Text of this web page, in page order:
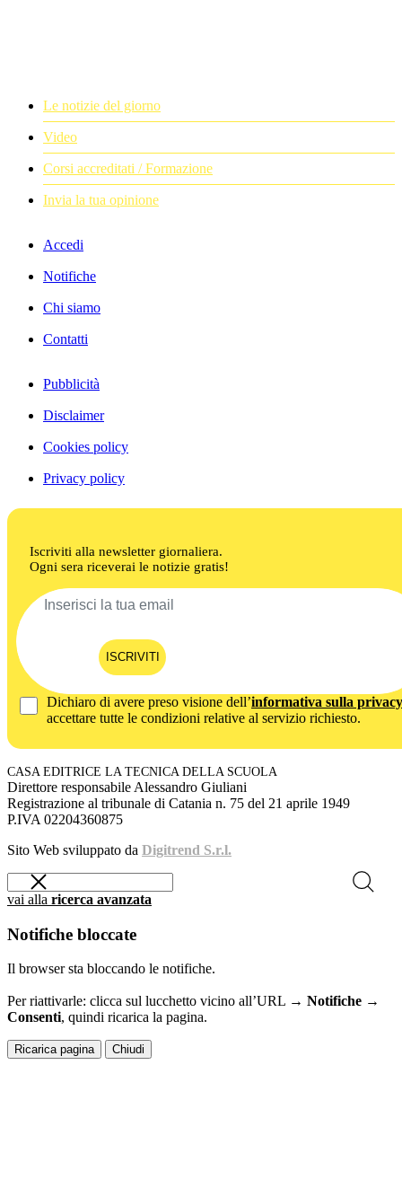
Le notizie del giorno
Video
Corsi accreditati / Formazione
Invia la tua opinione
Accedi
Notifiche
Chi siamo
Contatti
Pubblicità
Disclaimer
Cookies policy
Privacy policy
Iscriviti alla newsletter giornaliera.
Ogni sera riceverai le notizie gratis!
ISCRIVITI
Dichiaro di avere preso visione dell’informativa sulla privacy
accettare tutte le condizioni relative al servizio richiesto.
CASA EDITRICE LA TECNICA DELLA SCUOLA
Direttore responsabile Alessandro Giuliani
Registrazione al tribunale di Catania n. 75 del 21 aprile 1949
P.IVA 02204360875
Sito Web sviluppato da Digitrend S.r.l.
vai alla ricerca avanzata
Notifiche bloccate
Il browser sta bloccando le notifiche.
Per riattivarle: clicca sul lucchetto vicino all’URL → Notifiche →
Consenti, quindi ricarica la pagina.
Ricarica pagina Chiudi